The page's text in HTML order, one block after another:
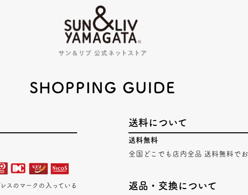
SHOPPING GUIDE
スのマークの入っている
送料について
送料無料
全国どこでも店内全品 送料無料でお
返品・交換について